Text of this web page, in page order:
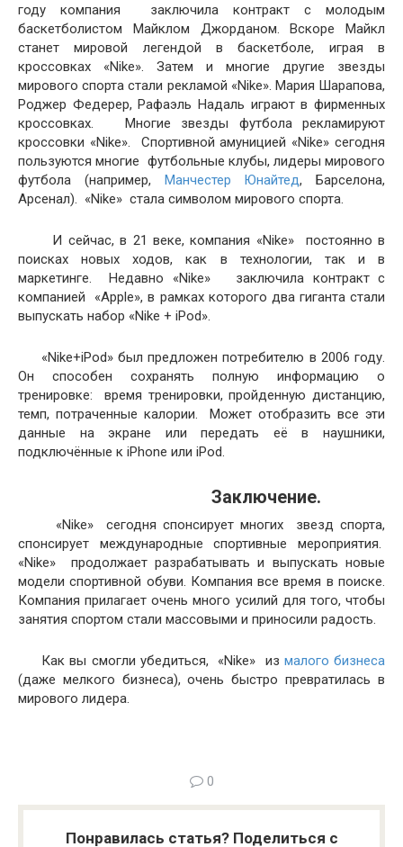
году компания заключила контракт с молодым
баскетболистом Майклом Джорданом. Вскоре Майкл
станет мировой легендой в баскетболе, играя в
кроссовках «Nike». Затем и многие другие звезды
мирового спорта стали рекламой «Nike». Мария Шарапова,
Роджер Федерер, Рафаэль Надаль играют в фирменных
кроссовках. Многие звезды футбола рекламируют
кроссовки «Nike». Спортивной амуницией «Nike» сегодня
пользуются многие футбольные клубы, лидеры мирового
футбола (например, Манчестер Юнайтед, Барселона,
Арсенал). «Nike» стала символом мирового спорта.
И сейчас, в 21 веке, компания «Nike» постоянно в
поисках новых ходов, как в технологии, так и в
маркетинге. Недавно «Nike» заключила контракт с
компанией «Apple», в рамках которого два гиганта стали
выпускать набор «Nike + iPod».
«Nike+iPod» был предложен потребителю в 2006 году.
Он способен сохранять полную информацию о
тренировке: время тренировки, пройденную дистанцию,
темп, потраченные калории. Может отобразить все эти
данные на экране или передать её в наушники,
подключённые к iPhone или iPod.
Заключение.
«Nike» сегодня спонсирует многих звезд спорта,
спонсирует международные спортивные мероприятия.
«Nike» продолжает разрабатывать и выпускать новые
модели спортивной обуви. Компания все время в поиске.
Компания прилагает очень много усилий для того, чтобы
занятия спортом стали массовыми и приносили радость.
Как вы смогли убедиться, «Nike» из малого бизнеса
(даже мелкого бизнеса), очень быстро превратилась в
мирового лидера.
0
Понравилась статья? Поделиться с